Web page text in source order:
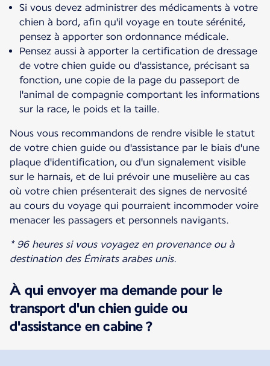
Si vous devez administrer des médicaments à votre
chien à bord, afin qu'il voyage en toute sérénité,
pensez à apporter son ordonnance médicale.
Pensez aussi à apporter la certification de dressage
de votre chien guide ou d'assistance, précisant sa
fonction, une copie de la page du passeport de
l'animal de compagnie comportant les informations
sur la race, le poids et la taille.
Nous vous recommandons de rendre visible le statut
de votre chien guide ou d'assistance par le biais d'une
plaque d'identification, ou d'un signalement visible
sur le harnais, et de lui prévoir une muselière au cas
où votre chien présenterait des signes de nervosité
au cours du voyage qui pourraient incommoder voire
menacer les passagers et personnels navigants.
* 96 heures si vous voyagez en provenance ou à
destination des Émirats arabes unis.
À qui envoyer ma demande pour le
transport d'un chien guide ou
d'assistance en cabine ?